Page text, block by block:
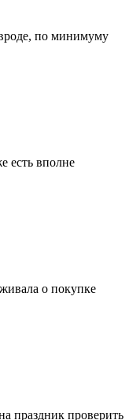
по минимуму
есть вполне
о покупке
праздник проверить